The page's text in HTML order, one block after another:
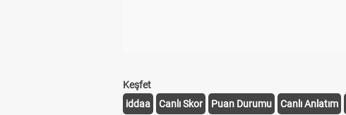
Keşfet
iddaa
Canlı Skor Puan Durumu Canlı Anlatım